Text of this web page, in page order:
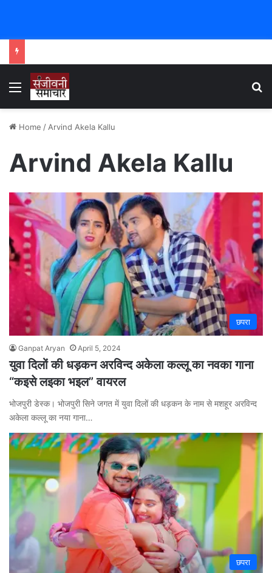
Menu
Home / Arvind Akela Kallu
Arvind Akela Kallu
छपरा
Ganpat Aryan April 5, 2024
युवा दिलों की धड़कन अरविन्द अकेला कल्लू का नवका गाना
“कइसे लइका भइल” वायरल
भोजपुरी डेस्क। भोजपुरी सिने जगत में युवा दिलों की धड़कन के नाम से मशहूर अरविन्द
अकेला कल्लू का नया गाना…
छपरा